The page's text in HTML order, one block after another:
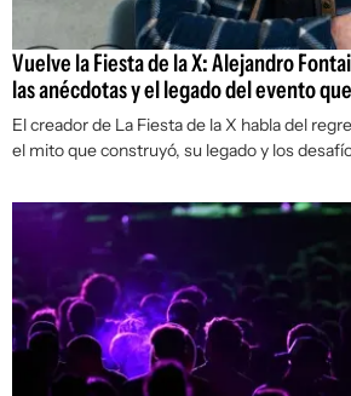
Vuelve la Fiesta de la X: Alejandro
las anécdotas y el legado del evento
El creador de La Fiesta de la X habla del
el mito que construyó, su legado y los